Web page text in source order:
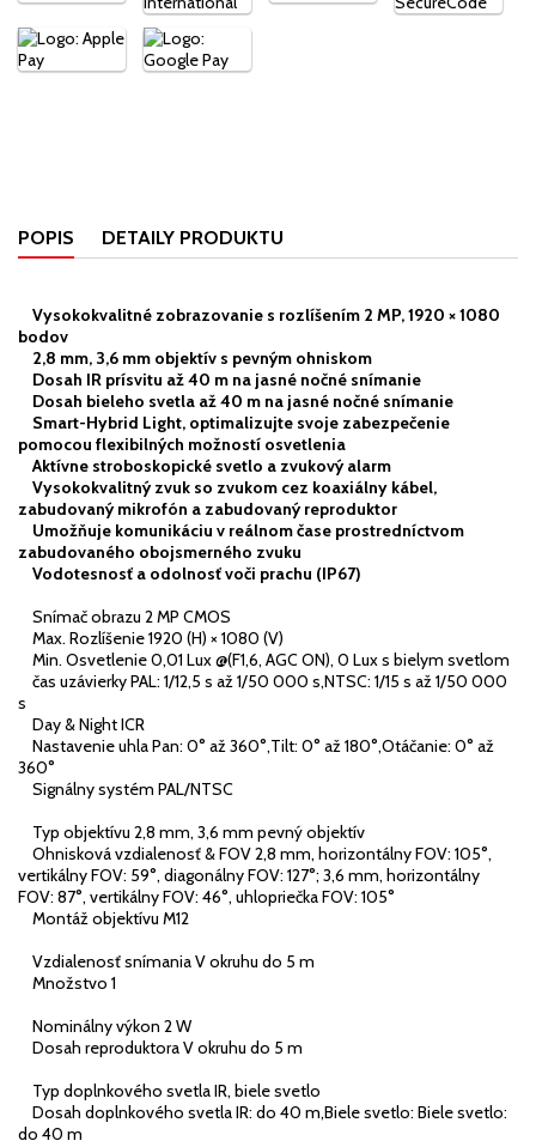
POPIS DETAILY PRODUKTU
Vysokokvalitné zobrazovanie s rozlíšením 2 MP, 1920 × 1080
bodov
2,8 mm, 3,6 mm objektív s pevným ohniskom
Dosah IR prísvitu až 40 m na jasné nočné snímanie
Dosah bieleho svetla až 40 m na jasné nočné snímanie
Smart-Hybrid Light, optimalizujte svoje zabezpečenie
pomocou flexibilných možností osvetlenia
Aktívne stroboskopické svetlo a zvukový alarm
Vysokokvalitný zvuk so zvukom cez koaxiálny kábel,
zabudovaný mikrofón a zabudovaný reproduktor
Umožňuje komunikáciu v reálnom čase prostredníctvom
zabudovaného obojsmerného zvuku
Vodotesnosť a odolnosť voči prachu (IP67)
Snímač obrazu 2 MP CMOS
Max. Rozlíšenie 1920 (H) × 1080 (V)
Min. Osvetlenie 0,01 Lux @(F1,6, AGC ON), 0 Lux s bielym svetlom
čas uzávierky PAL: 1/12,5 s až 1/50 000 s,NTSC: 1/15 s až 1/50 000
s
Day & Night ICR
Nastavenie uhla Pan: 0° až 360°,Tilt: 0° až 180°,Otáčanie: 0° až
360°
Signálny systém PAL/NTSC
Typ objektívu 2,8 mm, 3,6 mm pevný objektív
Ohnisková vzdialenosť & FOV 2,8 mm, horizontálny FOV: 105°,
vertikálny FOV: 59°, diagonálny FOV: 127°; 3,6 mm, horizontálny
FOV: 87°, vertikálny FOV: 46°, uhlopriečka FOV: 105°
Montáž objektívu M12
Vzdialenosť snímania V okruhu do 5 m
Množstvo 1
Nominálny výkon 2 W
Dosah reproduktora V okruhu do 5 m
Typ doplnkového svetla IR, biele svetlo
Dosah doplnkového svetla IR: do 40 m,Biele svetlo: Biele svetlo:
do 40 m